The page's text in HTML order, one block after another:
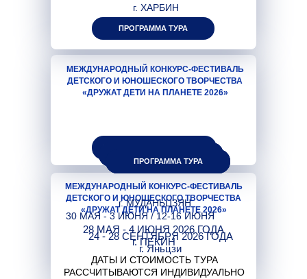
24 - 28 СЕНТЯБРЯ 2026 ГОДА
г. Яньцзи
28 МАЯ - 4 ИЮНЯ 2026 ГОДА
г. ПЕКИН
ПРОГРАММА ТУРА
МЕЖДУНАРОДНЫЙ КОНКУРС-ФЕСТИВАЛЬ
ДЕТСКОГО И ЮНОШЕСКОГО ТВОРЧЕСТВА
«ДРУЖАТ ДЕТИ НА ПЛАНЕТЕ 2026»
ДАТЫ И СТОИМОСТЬ ТУРА
РАССЧИТЫВАЮТСЯ ИНДИВИДУАЛЬНО
МЕЖДУНАРОДНЫЙ КОНКУРС-ФЕСТИВАЛЬ
ДЕТСКОГО И ЮНОШЕСКОГО ТВОРЧЕСТВА
«ДРУЖАТ ДЕТИ НА ПЛАНЕТЕ 2026»
г. ХАРБИН
ПРОГРАММА ТУРА
ПРОГРАММА ТУРА
г. МУДАНЬЦЗЯН
30 МАЯ - 3 ИЮНЯ / 12-16 ИЮНЯ
ПРОГРАММА ТУРА